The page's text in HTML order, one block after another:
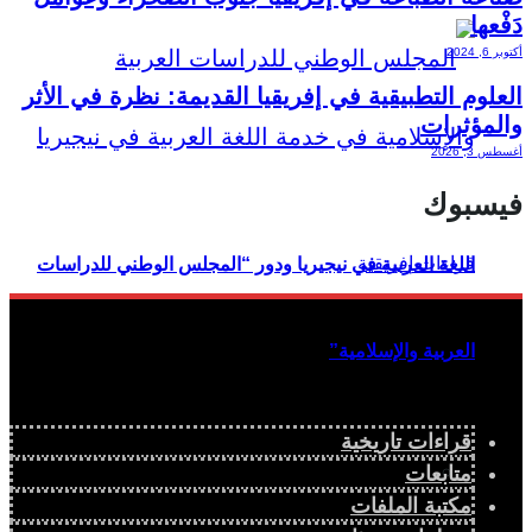
اللغة العربية في نيجيريا ودور “المجلس الوطني للدراسات
العربية والإسلامية”
دراسة سياسية
دَفْعها
أكتوبر 6, 2024
العلوم التطبيقية في إفريقيا القديمة: نظرة في الأثر
والمؤثرات
أغسطس 3, 2026
فيسبوك
قراءات تاريخية
متابعات
مكتبة الملفات